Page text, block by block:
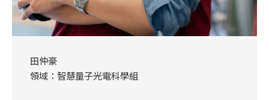
田仲豪
領域：智慧量子光電科學組